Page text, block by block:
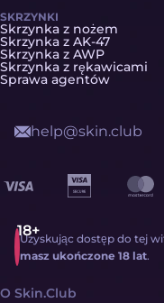
SKRZYNKI
Skrzynka z nożem
Skrzynka z AK-47
Skrzynka z AWP
Skrzynka z rękawicami
Sprawa agentów
Uzyskując dostęp do tej
masz ukończone 18 lat.
help@skin.club
O Skin.Club